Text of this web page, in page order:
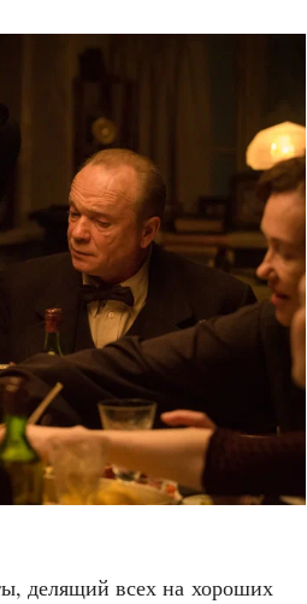
деля­щий всех на хоро­ших